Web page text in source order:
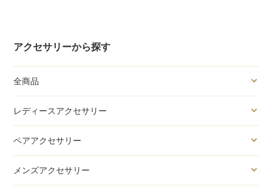
アクセサリーから探す
全商品
レディースアクセサリー
ペアアクセサリー
メンズアクセサリー